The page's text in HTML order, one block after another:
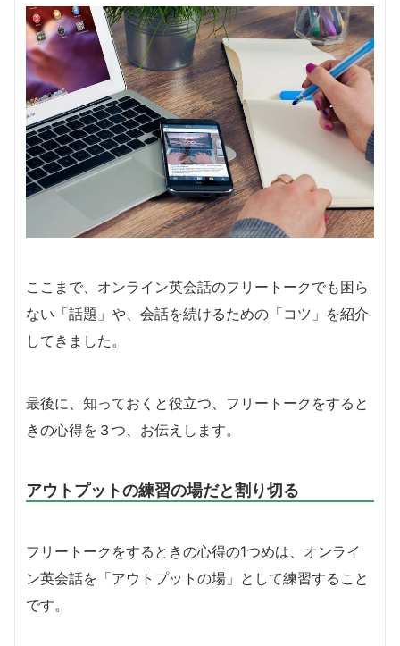
ここまで、オンライン英会話のフリートークでも困ら
ない「話題」や、会話を続けるための「コツ」を紹介
してきました。
最後に、知っておくと役立つ、フリートークをすると
きの心得を３つ、お伝えします。
アウトプットの練習の場だと割り切る
フリートークをするときの心得の1つめは、オンライ
ン英会話を「アウトプットの場」として練習すること
です。